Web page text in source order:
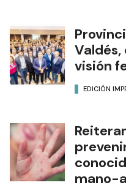
Valdés,
visión
EDICIÓN
mano-